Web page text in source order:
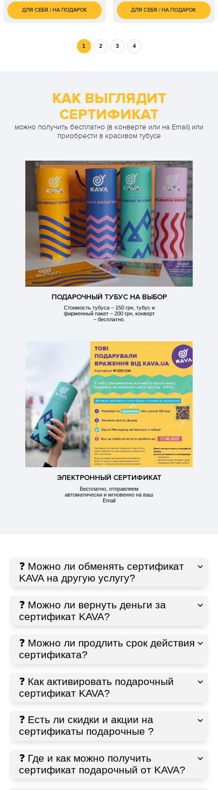
грн
грн
1 200
ДЛЯ СЕБЯ / НА ПОДАРОК
4 100
грн
ДЛЯ СЕБЯ / НА ПОДАРОК
1 2 3 4
КАК ВЫГЛЯДИТ
СЕРТИФИКАТ
можно получить бесплатно (в конверте или на Email) или
приобрести в красивом тубусе
ПОДАРОЧНЫЙ ТУБУС НА ВЫБОР
Стоимость тубуса – 150 грн, тубус и
фирменный пакет – 200 грн, конверт
– бесплатно.
ЭЛЕКТРОННЫЙ СЕРТИФИКАТ
Бесплатно, отправляем
автоматически и мгновенно на ваш
Email
❓ Можно ли обменять сертификат
KAVA на другую услугу?
❓ Можно ли вернуть деньги за
сертификат KAVA?
❓ Можно ли продлить срок действия
сертификата?
❓ Как активировать подарочный
сертификат KAVA?
❓ Есть ли скидки и акции на
сертификаты подарочные ?
❓ Где и как можно получить
сертификат подарочный от KAVA?